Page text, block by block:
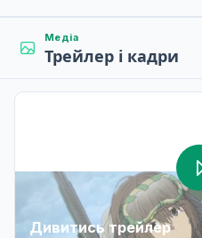
Медіа
Трейлер і кадри
Дивитись трейлер